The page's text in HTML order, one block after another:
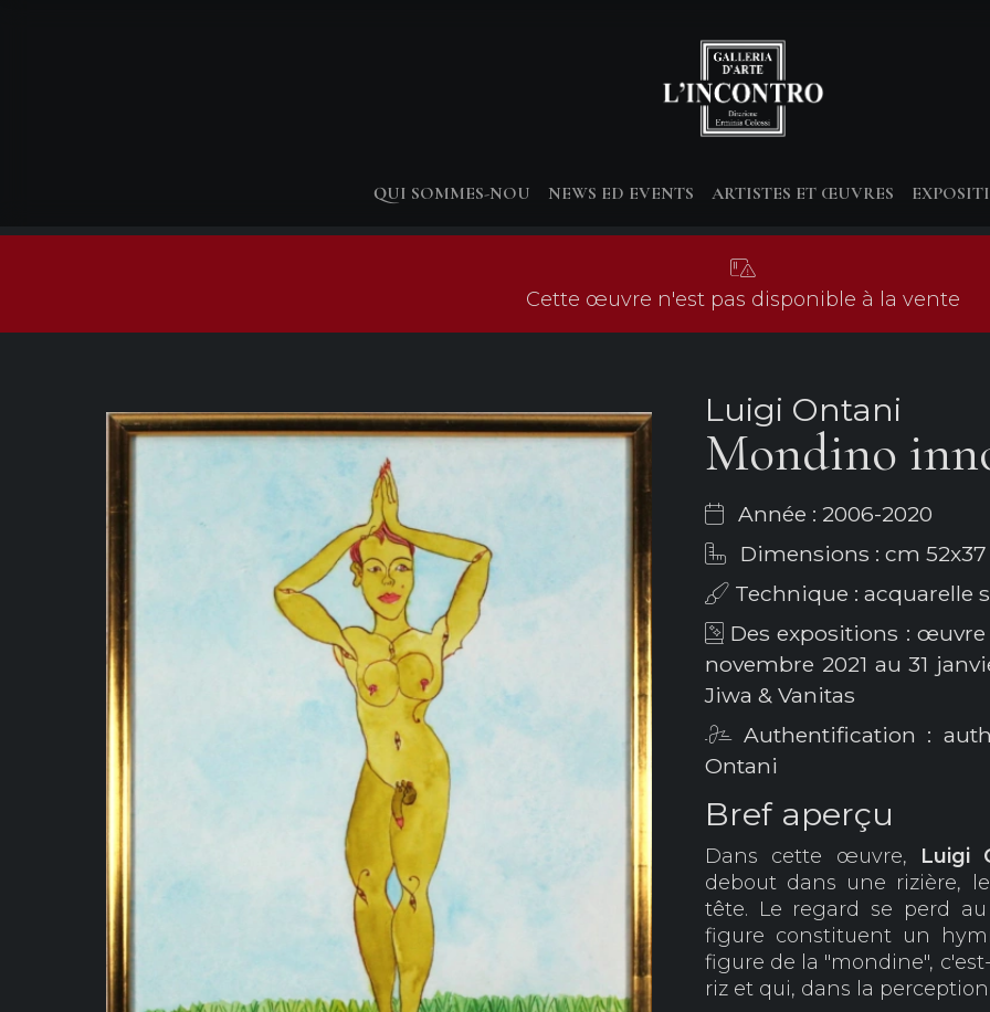
QUI SOMMES-NOU NEWS ED EVENTS ARTISTES ET ŒUVRES
Cette œuvre n'est pas disponible à la vente
Luigi Ontani
Mondino
Année : 2006-2020
Dimensions : cm 52x37
Technique : acquarelle
Des expositions : œuvre
novembre 2021 au 31
Jiwa & Vanitas
Authentification :
Ontani
Bref aperçu
Dans cette œuvre, Luigi
debout dans une rizière,
tête. Le regard se perd
figure constituent un
figure de la "mondine",
riz et qui, dans la